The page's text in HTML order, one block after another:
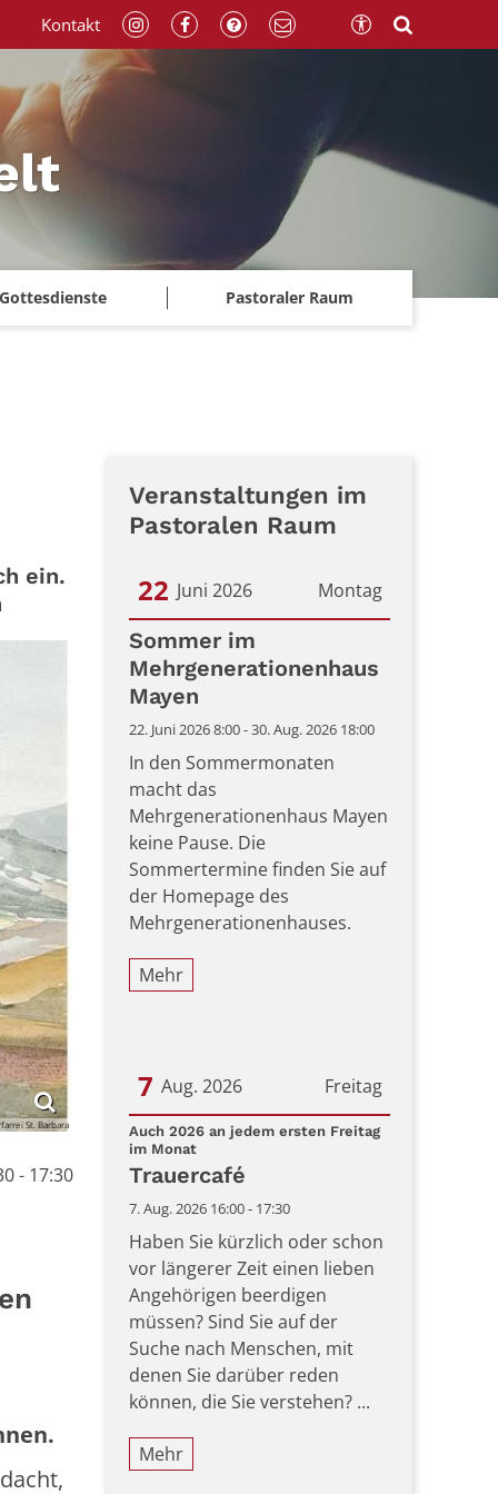
Gottesdienste Pastoraler Raum
Kontakt
ein.
St. Barbara
- 17:30
Veranstaltungen im
Pastoralen Raum
Montag
22 Juni 2026
Datum: 22. Juni 2026
Sommer im
Mehrgenerationenhaus
Mayen
22. Juni 2026 8:00 - 30. Aug. 2026 18:00
In den Sommermonaten
macht das
Mehrgenerationenhaus Mayen
keine Pause. Die
Sommertermine finden Sie auf
der Homepage des
Mehrgenerationenhauses.
Mehr
Freitag
7 Aug. 2026
Datum: 7. August 2026
Auch 2026 an jedem ersten Freitag
im Monat:
Trauercafé
7. Aug. 2026 16:00 - 17:30
Haben Sie kürzlich oder schon
vor längerer Zeit einen lieben
Angehörigen beerdigen
müssen? Sind Sie auf der
Suche nach Menschen, mit
denen Sie darüber reden
können, die Sie verstehen? ...
Mehr